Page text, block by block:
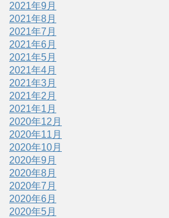
2021年9月
2021年8月
2021年7月
2021年6月
2021年5月
2021年4月
2021年3月
2021年2月
2021年1月
2020年12月
2020年11月
2020年10月
2020年9月
2020年8月
2020年7月
2020年6月
2020年5月